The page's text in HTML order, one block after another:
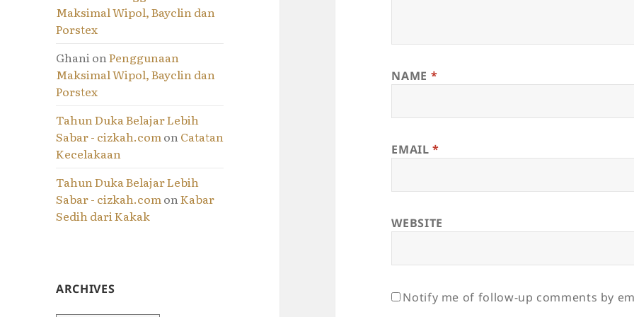
Maksimal Wipol, Bayclin dan
Porstex
GhanionPenggunaan
Maksimal Wipol, Bayclin dan
Porstex
Tahun Duka Belajar Lebih
Sabar - cizkah.comonCatatan
Kecelakaan
Tahun Duka Belajar Lebih
Sabar - cizkah.comonKabar
Sedih dari Kakak
ARCHIVES
NAME *
EMAIL*
WEBSITE
Notify me of follow-up comments by